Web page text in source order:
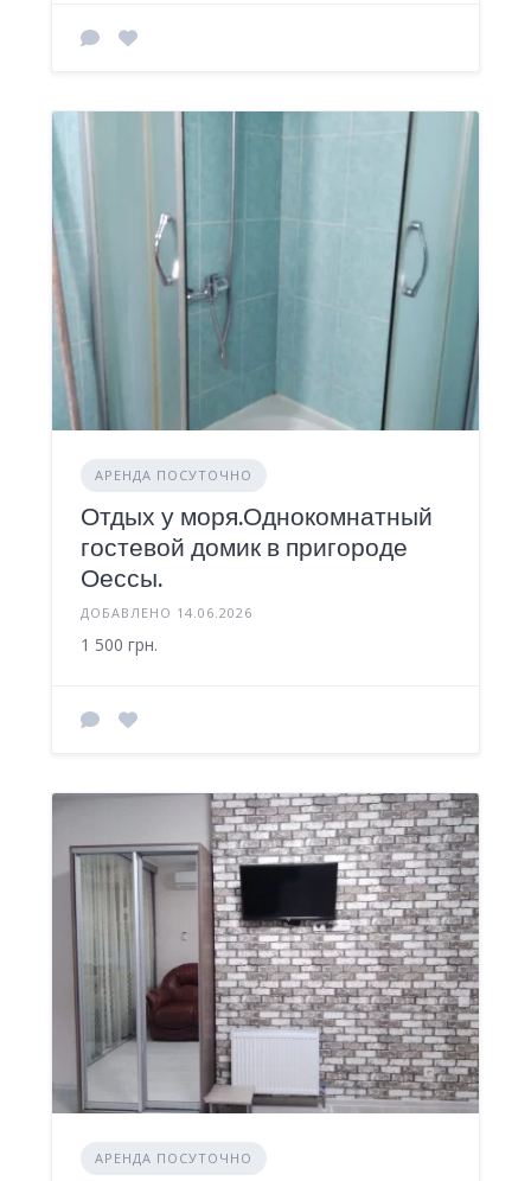
АРЕНДА ПОСУТОЧНО
Отдых у моря.Однокомнатный
гостевой домик в пригороде
Оессы.
ДОБАВЛЕНО 14.06.2026
1 500 грн.
АРЕНДА ПОСУТОЧНО